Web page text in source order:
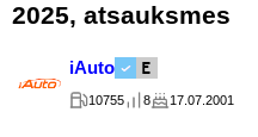
2025, atsauksmes
iAuto
10755 8 17.07.2001